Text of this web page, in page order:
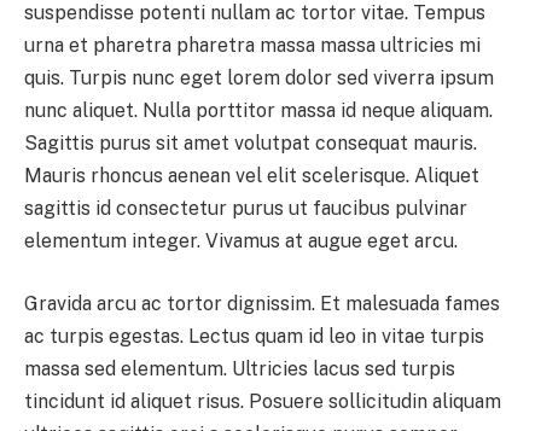
suspendisse potenti nullam ac tortor vitae. Tempus
urna et pharetra pharetra massa massa ultricies mi
quis. Turpis nunc eget lorem dolor sed viverra ipsum
nunc aliquet. Nulla porttitor massa id neque aliquam.
Sagittis purus sit amet volutpat consequat mauris.
Mauris rhoncus aenean vel elit scelerisque. Aliquet
sagittis id consectetur purus ut faucibus pulvinar
elementum integer. Vivamus at augue eget arcu.
Gravida arcu ac tortor dignissim. Et malesuada fames
ac turpis egestas. Lectus quam id leo in vitae turpis
massa sed elementum. Ultricies lacus sed turpis
tincidunt id aliquet risus. Posuere sollicitudin aliquam